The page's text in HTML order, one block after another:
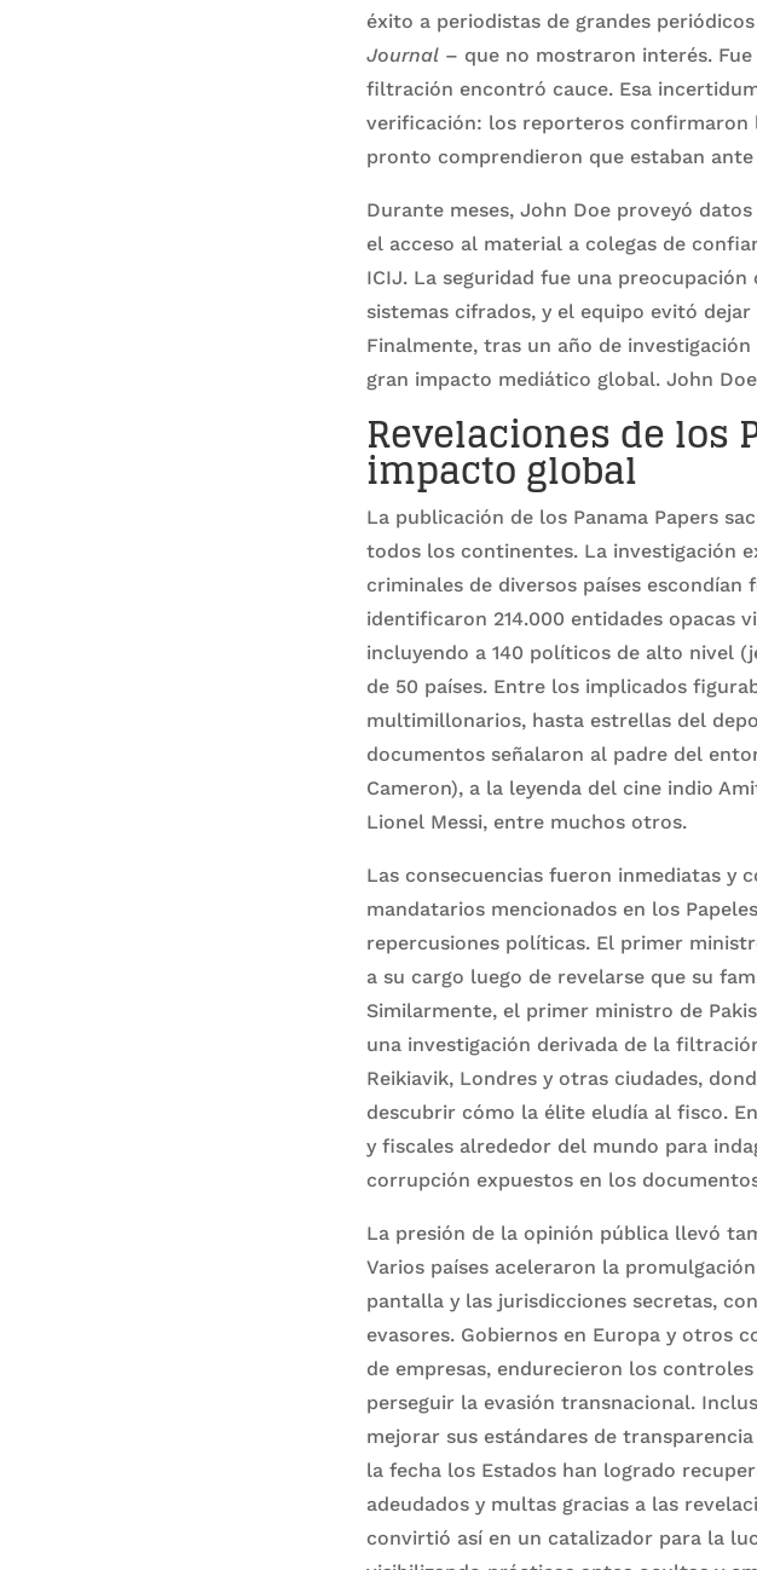
éxito a periodistas de grandes periódicos
Journal– que no mostraron interés. Fue
filtración encontró cauce. Esa
verificación: los reporteros confirmaron
pronto comprendieron que estaban
Durante meses, John Doe proveyó
el acceso al material a colegas de
ICIJ. La seguridad fue una
sistemas cifrados, y el equipo evitó
Finalmente, tras un año de
gran impacto mediático global. John
Revelaciones de los
impacto global
La publicación de los Panama Papers
todos los continentes. La investigación
criminales de diversos países
identificaron 214.000 entidades opacas
incluyendo a 140 políticos de alto nivel
de 50 países. Entre los implicados
multimillonarios, hasta estrellas del
documentos señalaron al padre del
Cameron), a la leyenda del cine indio
Lionel Messi, entre muchos otros.
Las consecuencias fueron inmediatas y
mandatarios mencionados en los
repercusiones políticas. El primer
a su cargo luego de revelarse que su
Similarmente, el primer ministro de
una investigación derivada de la
Reikiavik, Londres y otras ciudades,
descubrir cómo la élite eludía al fisco.
y fiscales alrededor del mundo para
corrupción expuestos en los
La presión de la opinión pública llevó
Varios países aceleraron la
pantalla y las jurisdicciones secretas,
evasores. Gobiernos en Europa y otros
de empresas, endurecieron los
perseguir la evasión transnacional.
mejorar sus estándares de
la fecha los Estados han logrado
adeudados y multas gracias a las
convirtió así en un catalizador para la